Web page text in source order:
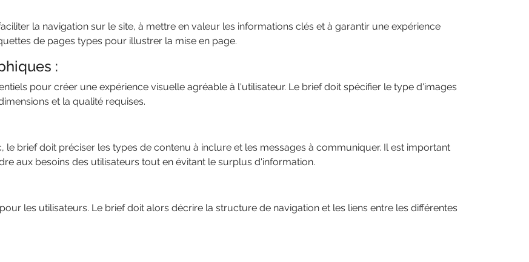
la navigation sur le site, à mettre en valeur les informations clés et à garantir une expérience
de pages types pour illustrer la mise en page.
:
pour créer une expérience visuelle agréable à l'utilisateur. Le brief doit spécifier le type d'images
et la qualité requises.
brief doit préciser les types de contenu à inclure et les messages à communiquer. Il est important
aux besoins des utilisateurs tout en évitant le surplus d'information.
les utilisateurs. Le brief doit alors décrire la structure de navigation et les liens entre les différentes